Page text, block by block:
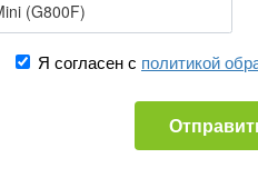
Я согласен с политикой